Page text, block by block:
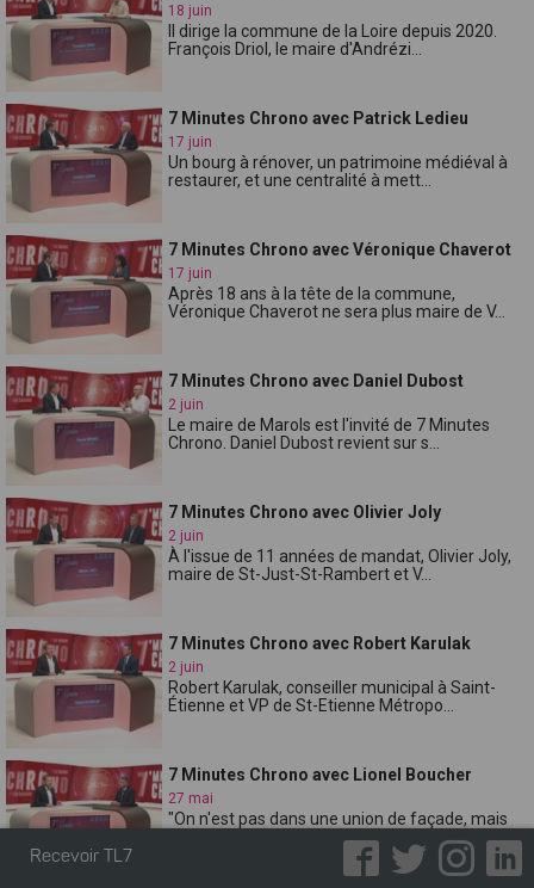
18 juin
Il dirige la commune de la Loire depuis 2020.
François Driol, le maire d'Andrézi...
7 Minutes Chrono avec Patrick Ledieu
17 juin
Un bourg à rénover, un patrimoine médiéval à
restaurer, et une centralité à mett...
7 Minutes Chrono avec Véronique Chaverot
17 juin
Après 18 ans à la tête de la commune,
Véronique Chaverot ne sera plus maire de V...
7 Minutes Chrono avec Daniel Dubost
2 juin
Le maire de Marols est l'invité de 7 Minutes
Chrono. Daniel Dubost revient sur s...
7 Minutes Chrono avec Olivier Joly
2 juin
À l'issue de 11 années de mandat, Olivier Joly,
maire de St-Just-St-Rambert et V...
7 Minutes Chrono avec Robert Karulak
2 juin
Robert Karulak, conseiller municipal à Saint-
Étienne et VP de St-Etienne Métropo...
7 Minutes Chrono avec Lionel Boucher
27 mai
"On n'est pas dans une union de façade, mais
dans un projet d'intérêt général po...
Recevoir TL7